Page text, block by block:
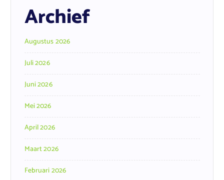
Archief
Augustus 2026
Juli 2026
Juni 2026
Mei 2026
April 2026
Maart 2026
Februari 2026